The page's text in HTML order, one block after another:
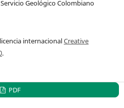
Geológico Colombiano
internacionalCreative
.
PDF